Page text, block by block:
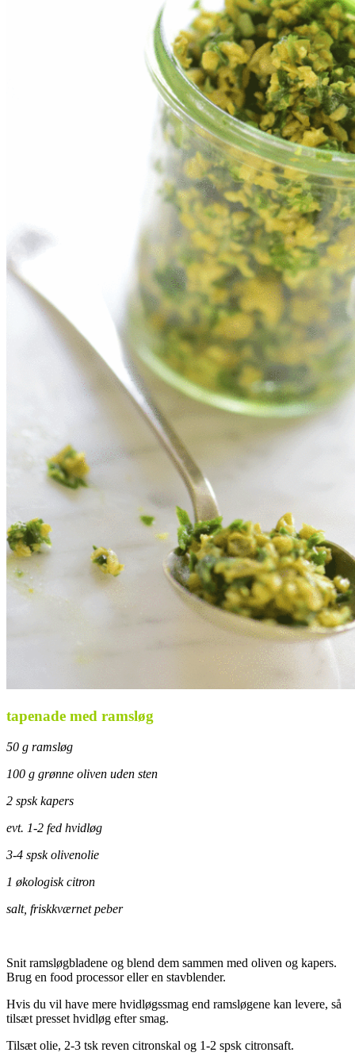
tapenade med ramsløg
50 g ramsløg
100 g grønne oliven uden sten
2 spsk kapers
evt. 1-2 fed hvidløg
3-4 spsk olivenolie
1 økologisk citron
salt, friskkværnet peber
Snit ramsløgbladene og blend dem sammen med oliven og kapers.
Brug en food processor eller en stavblender.
Hvis du vil have mere hvidløgssmag end ramsløgene kan levere, så
tilsæt presset hvidløg efter smag.
Tilsæt olie, 2-3 tsk reven citronskal og 1-2 spsk citronsaft.